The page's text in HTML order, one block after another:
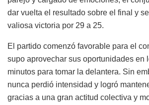
dar vuelta el resultado sobre el final y
valiosa victoria por 29 a 25.
El partido comenzó favorable para el
supo aprovechar sus oportunidades en
minutos para tomar la delantera. Sin
nunca perdió intensidad y logró
gracias a una gran actitud colectiva y